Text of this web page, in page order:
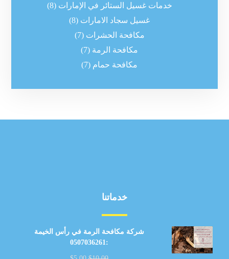
خدمات غسيل الستائر في الإمارات (8)
غسيل سجاد الامارات (8)
مكافحة الحشرات (7)
مكافحة الرمة (7)
مكافحة حمام (7)
خدماتنا
شركة مكافحة الرمة في رأس الخيمة
:0507036261